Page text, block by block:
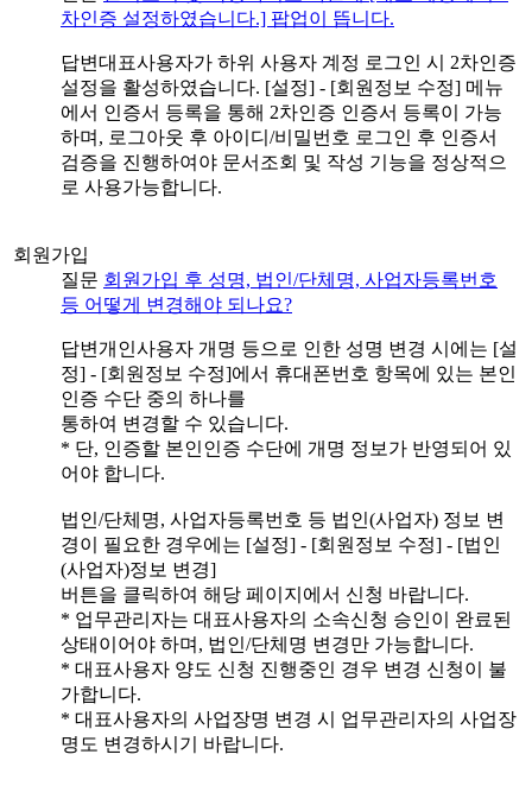
차인증 설정하였습니다.] 팝업이 뜹니다.
답변대표사용자가 하위 사용자 계정 로그인 시 2차인증
설정을 활성하였습니다. [설정] - [회원정보 수정] 메뉴
에서 인증서 등록을 통해 2차인증 인증서 등록이 가능
하며, 로그아웃 후 아이디/비밀번호 로그인 후 인증서
검증을 진행하여야 문서조회 및 작성 기능을 정상적으
로 사용가능합니다.
회원가입
질문 회원가입 후 성명, 법인/단체명, 사업자등록번호
등 어떻게 변경해야 되나요?
답변개인사용자 개명 등으로 인한 성명 변경 시에는 [설
정] - [회원정보 수정]에서 휴대폰번호 항목에 있는 본인
인증 수단 중의 하나를
통하여 변경할 수 있습니다.
* 단, 인증할 본인인증 수단에 개명 정보가 반영되어 있
어야 합니다.
법인/단체명, 사업자등록번호 등 법인(사업자) 정보 변
경이 필요한 경우에는 [설정] - [회원정보 수정] - [법인
(사업자)정보 변경]
버튼을 클릭하여 해당 페이지에서 신청 바랍니다.
* 업무관리자는 대표사용자의 소속신청 승인이 완료된
상태이어야 하며, 법인/단체명 변경만 가능합니다.
* 대표사용자 양도 신청 진행중인 경우 변경 신청이 불
가합니다.
* 대표사용자의 사업장명 변경 시 업무관리자의 사업장
명도 변경하시기 바랍니다.